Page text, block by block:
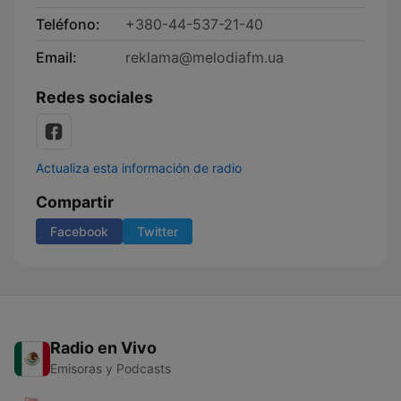
Teléfono:
+380-44-537-21-40
Email:
reklama@melodiafm.ua
Redes sociales
Actualiza esta información de radio
Compartir
Facebook Twitter
Radio en Vivo
Emisoras y Podcasts